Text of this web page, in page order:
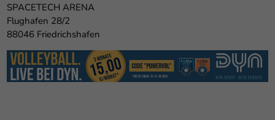
SPACETECH ARENA
Flughafen 28/2
88046 Friedrichshafen